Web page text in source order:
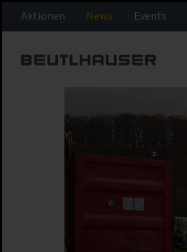
Aktionen News Events